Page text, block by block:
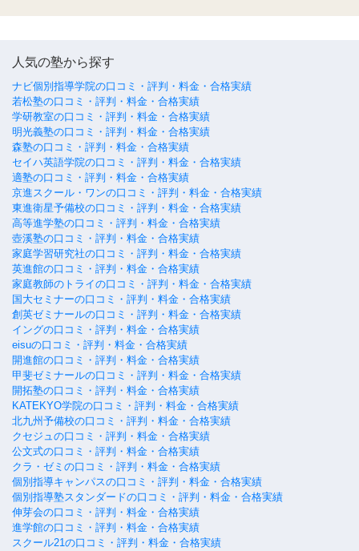
人気の塾から探す
ナビ個別指導学院の口コミ・評判・料金・合格実績
若松塾の口コミ・評判・料金・合格実績
学研教室の口コミ・評判・料金・合格実績
明光義塾の口コミ・評判・料金・合格実績
森塾の口コミ・評判・料金・合格実績
セイハ英語学院の口コミ・評判・料金・合格実績
適塾の口コミ・評判・料金・合格実績
京進スクール・ワンの口コミ・評判・料金・合格実績
東進衛星予備校の口コミ・評判・料金・合格実績
高等進学塾の口コミ・評判・料金・合格実績
壺溪塾の口コミ・評判・料金・合格実績
家庭学習研究社の口コミ・評判・料金・合格実績
英進館の口コミ・評判・料金・合格実績
家庭教師のトライの口コミ・評判・料金・合格実績
国大セミナーの口コミ・評判・料金・合格実績
創英ゼミナールの口コミ・評判・料金・合格実績
イングの口コミ・評判・料金・合格実績
eisuの口コミ・評判・料金・合格実績
開進館の口コミ・評判・料金・合格実績
甲斐ゼミナールの口コミ・評判・料金・合格実績
開拓塾の口コミ・評判・料金・合格実績
KATEKYO学院の口コミ・評判・料金・合格実績
北九州予備校の口コミ・評判・料金・合格実績
クセジュの口コミ・評判・料金・合格実績
公文式の口コミ・評判・料金・合格実績
クラ・ゼミの口コミ・評判・料金・合格実績
個別指導キャンパスの口コミ・評判・料金・合格実績
個別指導塾スタンダードの口コミ・評判・料金・合格実績
伸芽会の口コミ・評判・料金・合格実績
進学館の口コミ・評判・料金・合格実績
スクール21の口コミ・評判・料金・合格実績